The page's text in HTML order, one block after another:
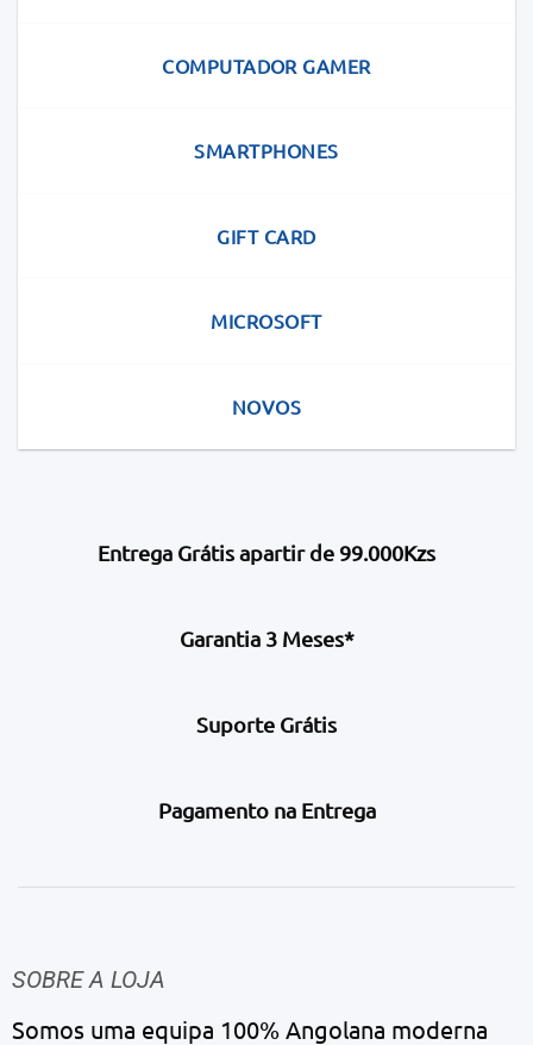
COMPUTADOR GAMER
SMARTPHONES
GIFT CARD
MICROSOFT
NOVOS
Entrega Grátis apartir de 99.000Kzs
Garantia 3 Meses*
Suporte Grátis
Pagamento na Entrega
SOBRE A LOJA
Somos uma equipa 100% Angolana moderna